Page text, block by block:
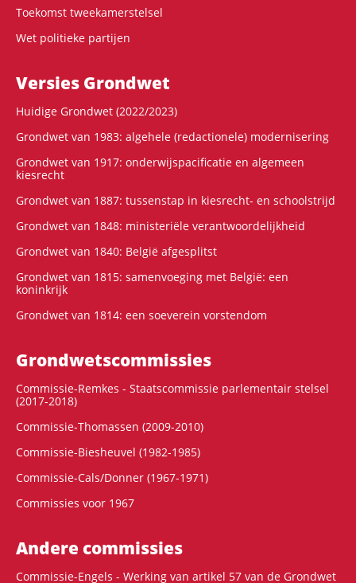
Toekomst tweekamerstelsel
Wet politieke partijen
Versies Grondwet
Huidige Grondwet (2022/2023)
Grondwet van 1983: algehele (redactionele) modernisering
Grondwet van 1917: onderwijspacificatie en algemeen
kiesrecht
Grondwet van 1887: tussenstap in kiesrecht- en schoolstrijd
Grondwet van 1848: ministeriële verantwoordelijkheid
Grondwet van 1840: België afgesplitst
Grondwet van 1815: samenvoeging met België: een
koninkrijk
Grondwet van 1814: een soeverein vorstendom
Grondwets­commissies
Commissie-Remkes - Staatscommissie parlementair stelsel
(2017-2018)
Commissie-Thomassen (2009-2010)
Commissie-Biesheuvel (1982-1985)
Commissie-Cals/Donner (1967-1971)
Commissies voor 1967
Andere commissies
Commissie-Engels - Werking van artikel 57 van de Grondwet